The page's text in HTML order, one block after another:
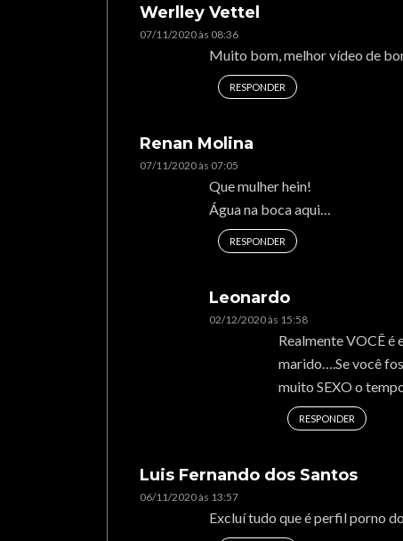
Werlley Vettel
07/11/2020 às 08:36
Muito bom, melhor vídeo de
RESPONDER
Renan Molina
07/11/2020 às 07:05
Que mulher hein!
Água na boca aqui…
RESPONDER
Leonardo
02/12/2020 às 15:58
Realmente VOCÊ é
marido….Se você
muito SEXO o
RESPONDER
Luis Fernando dos Santos
06/11/2020 às 13:57
Excluí tudo que é perfil porno